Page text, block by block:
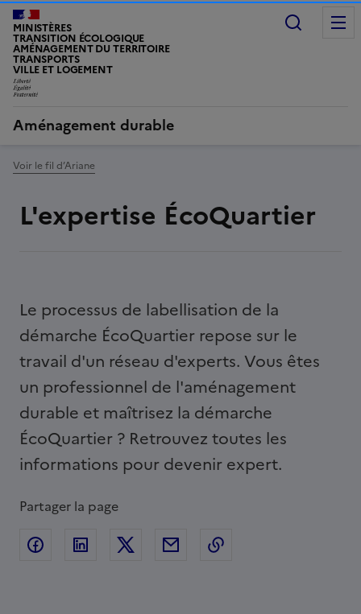
MINISTÈRES
TRANSITION ÉCOLOGIQUE
AMÉNAGEMENT DU TERRITOIRE
TRANSPORTS
VILLE ET LOGEMENT
LIBERTÉ, ÉGALITÉ, FRATERNITÉ
Aménagement durable
Voir le fil d’Ariane
L'expertise ÉcoQuartier
Le processus de labellisation de la
démarche ÉcoQuartier repose sur le
travail d'un réseau d'experts. Vous êtes
un professionnel de l'aménagement
durable et maîtrisez la démarche
ÉcoQuartier ? Retrouvez toutes les
informations pour devenir expert.
Partager la page
Partager sur Facebook
Partager sur Linkedin
Partager sur Twitter
Partager par Email